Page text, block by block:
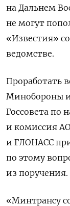
на Дальнем
не могут
«Известия»
ведомстве.
Проработать
Минобороны
Госсовета по
и комиссия
и ГЛОНАСС
по этому
из поручения.
«Минтрансу